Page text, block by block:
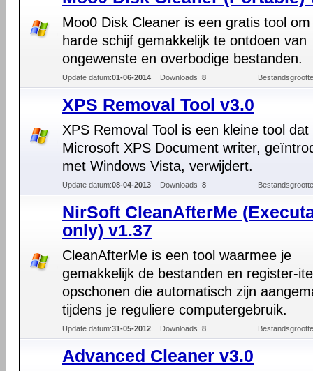
Moo0 Disk Cleaner is een gratis tool om
harde schijf gemakkelijk te ontdoen van
ongewenste en overbodige bestanden.
Update datum:01-06-2014 Downloads :8
XPS Removal Tool v3.0
XPS Removal Tool is een kleine tool dat
Microsoft XPS Document writer,
met Windows Vista, verwijdert.
Update datum:08-04-2013 Downloads :8
NirSoft CleanAfterMe
only) v1.37
CleanAfterMe is een tool waarmee je
gemakkelijk de bestanden en register-
opschonen die automatisch zijn
tijdens je reguliere computergebruik.
Update datum:31-05-2012 Downloads :8
Advanced Cleaner v3.0